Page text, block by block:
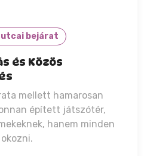
utcai bejárat
és Közös
mellett hamarosan
épített játszótér,
hanem minden